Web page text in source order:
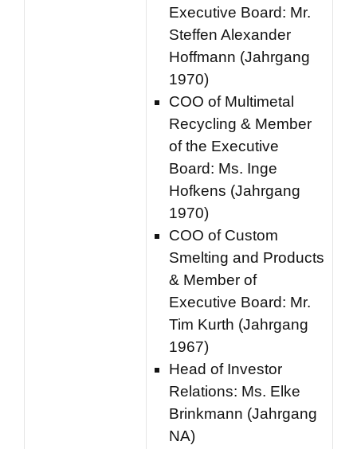
Executive Board: Mr.
Steffen Alexander
Hoffmann (Jahrgang
1970)
COO of Multimetal
Recycling & Member
of the Executive
Board: Ms. Inge
Hofkens (Jahrgang
1970)
COO of Custom
Smelting and Products
& Member of
Executive Board: Mr.
Tim Kurth (Jahrgang
1967)
Head of Investor
Relations: Ms. Elke
Brinkmann (Jahrgang
NA)